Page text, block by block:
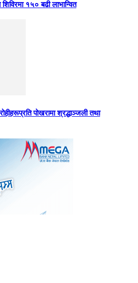
१५० बढी लाभान्वित
पोखरामा श्रद्धाञ्जली तथा